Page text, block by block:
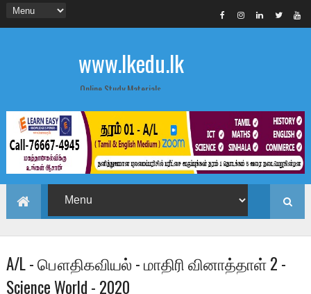
www.lkedu.lk
Online Study Materials
A/L - பௌதிகவியல் - மாதிரி வினாத்தாள் 2 -
Science World - 2020